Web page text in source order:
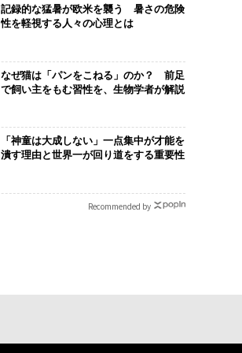
記録的な猛暑が欧米を襲う 暑さの危険
性を軽視する人々の心理とは
なぜ猫は「パンをこねる」のか？ 前足
で飼い主をもむ習性を、生物学者が解説
「神童は大成しない」一点集中が才能を
潰す理由と世界一が回り道をする重要性
Recommended by